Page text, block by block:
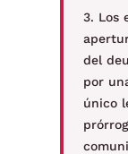
3. Los
del
por
único